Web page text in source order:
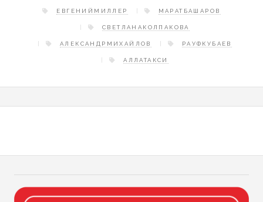
ЕВГЕНИЙМИЛЛЕР МАРАТБАШАРОВ
СВЕТЛАНАКОЛПАКОВА
АЛЕКСАНДРМИХАЙЛОВ РАУФКУБАЕВ
АЛЛАТАКСИ